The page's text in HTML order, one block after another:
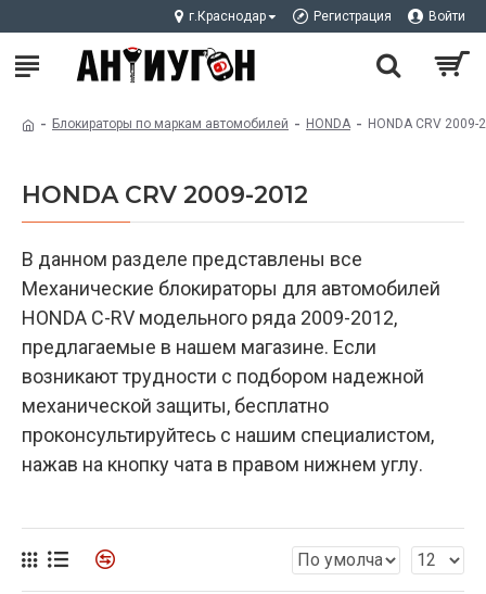
г.Краснодар Регистрация Войти
Блокираторы по маркам автомобилей HONDA HONDA CRV 2009-
HONDA CRV 2009-2012
В данном разделе представлены все
Механические блокираторы для автомобилей
HONDA C-RV модельного ряда 2009-2012,
предлагаемые в нашем магазине. Если
возникают трудности с подбором надежной
механической защиты, бесплатно
проконсультируйтесь с нашим специалистом,
нажав на кнопку чата в правом нижнем углу.